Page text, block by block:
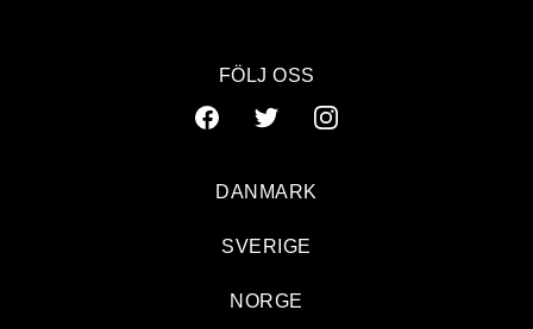
FÖLJ OSS
DANMARK
SVERIGE
NORGE